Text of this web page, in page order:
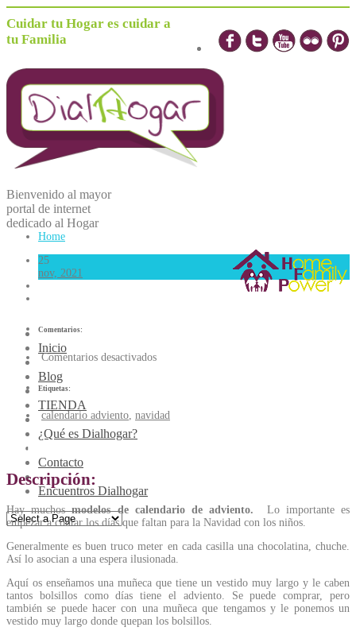
Cuidar tu Hogar es cuidar a
tu Familia
Bienvenido al mayor
portal de internet
dedicado al Hogar
Inicio
Blog
TIENDA
¿Qué es Dialhogar?
Contacto
Encuentros Dialhogar
Home
25
nov, 2021
Comentarios:
Comentarios desactivados
Etiquetas:
calendario adviento, navidad
Muñeca calendario de adviento
Descripción:
Hay muchosmodelos de calendario de adviento. Lo importante es
empezar a contar los días que faltan para la Navidad con los niños.
Generalmente es buen truco meter en cada casilla una chocolatina, chuche.
Así lo asocian a una espera ilusionada.
Aquí os enseñamos una muñeca que tiene un vestido muy largo y le caben
tantos bolsillos como días tiene el adviento. Se puede comprar, pero
también se puede hacer con una muñeca que tengamos y le ponemos un
vestido muy largo donde quepan los bolsillos.